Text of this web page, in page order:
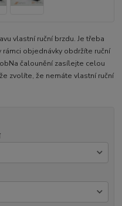
vlastní ruční brzdu. Je třeba
objednávky obdržíte ruční
čalounění zasílejte celou
zvolíte, že nemáte vlastní ruční